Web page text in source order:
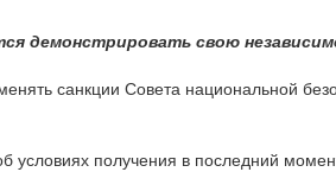
демонстрировать свою
санкции Совета национальной
получения в последний